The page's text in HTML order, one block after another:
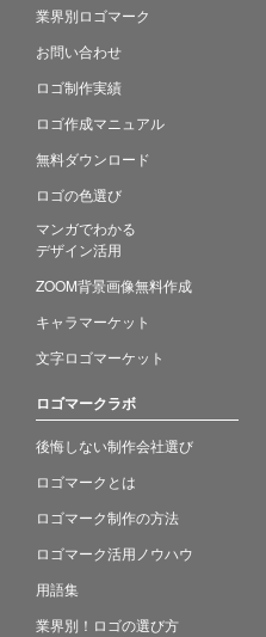
業界別ロゴマーク
お問い合わせ
ロゴ制作実績
ロゴ作成マニュアル
無料ダウンロード
ロゴの色選び
マンガでわかる
デザイン活用
ZOOM背景画像無料作成
キャラマーケット
文字ロゴマーケット
ロゴマークラボ
後悔しない制作会社選び
ロゴマークとは
ロゴマーク制作の方法
ロゴマーク活用ノウハウ
用語集
業界別！ロゴの選び方